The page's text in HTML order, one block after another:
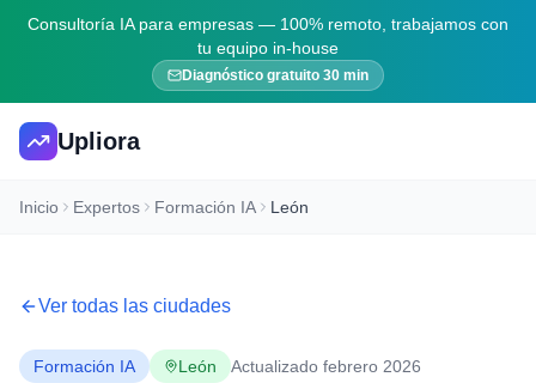
Consultoría IA para empresas — 100% remoto, trabajamos con
tu equipo in-house
Diagnóstico gratuito 30 min
Upliora
Inicio Expertos Formación IA León
Ver todas las ciudades
Formación IA León Actualizado febrero 2026